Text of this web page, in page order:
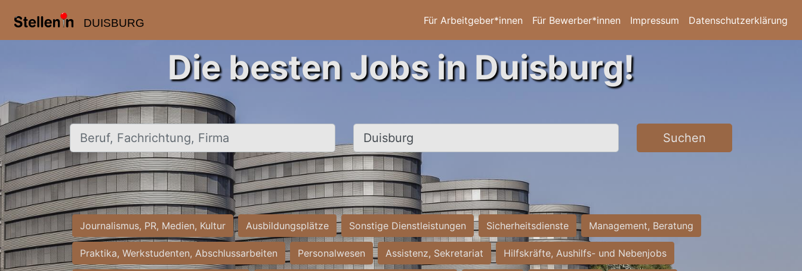
DUISBURG Für Arbeitgeber*innen Für Bewerber*innen Impressum Datenschutzerklärung
Die besten Jobs in Duisburg!
Beruf, Fachrichtung, Firma Ort, Stadt Suchen
Journalismus, PR, Medien, Kultur Ausbildungsplätze Sonstige Dienstleistungen Sicherheitsdienste Management, Beratung
Praktika, Werkstudenten, Abschlussarbeiten Personalwesen Assistenz, Sekretariat Hilfskräfte, Aushilfs- und Nebenjobs